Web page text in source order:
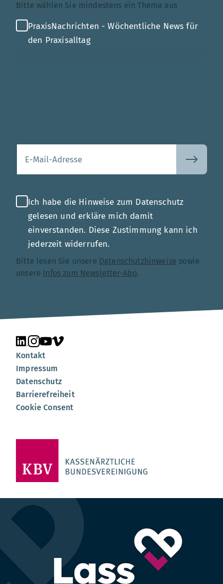
Bitte wählen Sie mindestens ein Thema aus
PraxisNachrichten - Wöchentliche News für
den Praxisalltag
Ich habe die Hinweise zum Datenschutz
gelesen und erkläre mich damit
einverstanden. Diese Zustimmung kann ich
jederzeit widerrufen.
Bitte lesen Sie unsere Datenschutzhinweise sowie
unsere Infos zum Newsletter-Abo.
Unsere Seite auf LinkedIn
Unsere Seite auf Instagram
Unsere Seite auf YouTube
Unsere Seite auf Vimeo
Kontakt
Impressum
Datenschutz
Barrierefreiheit
Cookie Consent